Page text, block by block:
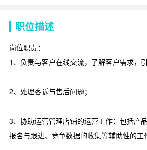
职位描述
岗位职责：
1、负责与客户在线交流，了解客户需求，
2、处理客诉与售后问题；
3、协助运营管理店铺的运营工作：包括产
报名与跟进、竞争数据的收集等辅助性的工